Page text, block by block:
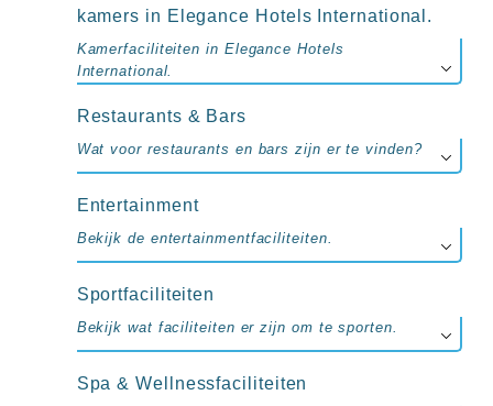
kamers in Elegance Hotels International.
Kamerfaciliteiten in Elegance Hotels
International.
Restaurants & Bars
Wat voor restaurants en bars zijn er te vinden?
Entertainment
Bekijk de entertainmentfaciliteiten.
Sportfaciliteiten
Bekijk wat faciliteiten er zijn om te sporten.
Spa & Wellnessfaciliteiten